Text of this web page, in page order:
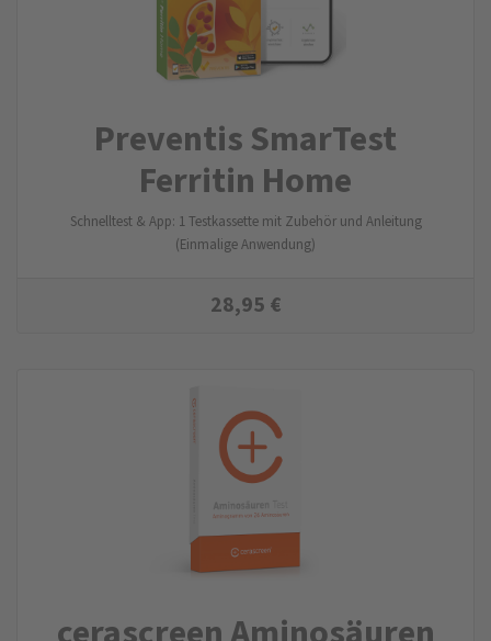
Preventis SmarTest
Ferritin Home
Schnelltest & App: 1 Testkassette mit Zubehör und Anleitung
(Einmalige Anwendung)
28,95 €
cerascreen Aminosäuren